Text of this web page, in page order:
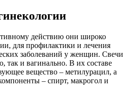
действию они широко
для профилактики и лечения
заболеваний у женщин. Свечи
так и вагинально. В их составе
вещество – метилурацил, а
– спирт, макрогол и